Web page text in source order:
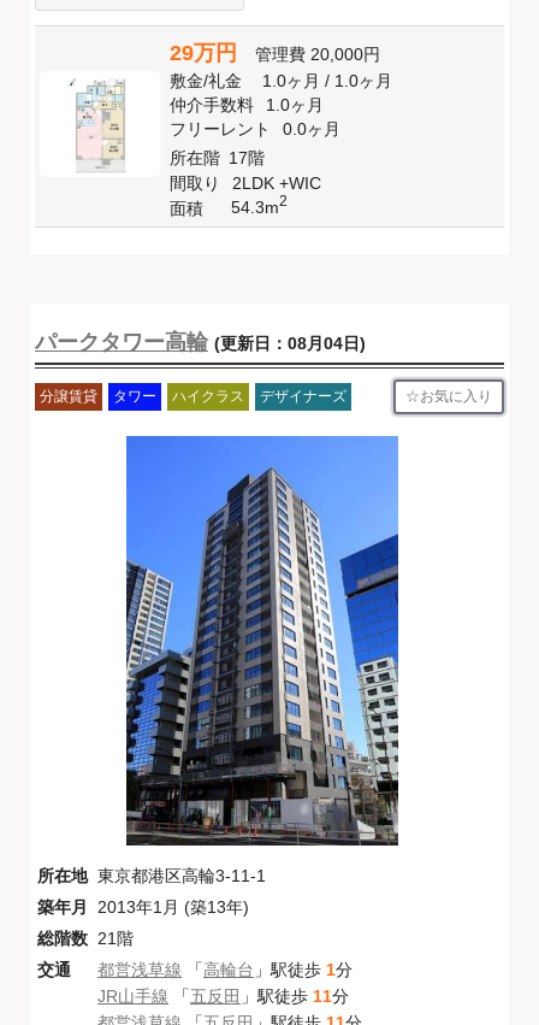
29万円 管理費 20,000円
敷金/礼金 1.0ヶ月/ 1.0ヶ月
仲介手数料
1.0ヶ月
フリーレント
0.0ヶ月
所在階 17階
間取り
2LDK +WIC
面積
54.3m2
パークタワー高輪 (更新日：08月04日)
分譲賃貸 タワー ハイクラス デザイナーズ お気に入り
所在地 東京都港区高輪3-11-1
築年月
2013年1月 (築13年)
総階数 21階
交通
都営浅草線 「高輪台 」駅徒歩 1分
JR山手線 「五反田 」駅徒歩 11分